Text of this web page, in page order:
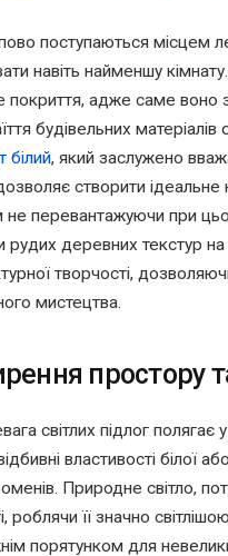
поступаються місцем
навіть найменшу
покриття, адже саме воно
будівельних матеріалів
білий, який заслужено
створити
перевантажуючи при
деревних текстур
творчості,
мистецтва.
простору
світлих підлог полягає
властивості білої
Природне світло,
роблячи її значно
порятунком для